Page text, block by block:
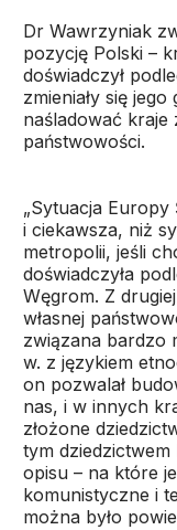
Dr Wawrzyniak
pozycję Polski –
doświadczył
zmieniały się
naśladować
państwowości.
„Sytuacja Europy
i ciekawsza, niż
metropolii, jeśli
doświadczyła
Węgrom. Z
własnej
związana bardzo
w. z językiem
on pozwalał
nas, i w innych
złożone
tym
opisu – na które
komunistyczne i
można było